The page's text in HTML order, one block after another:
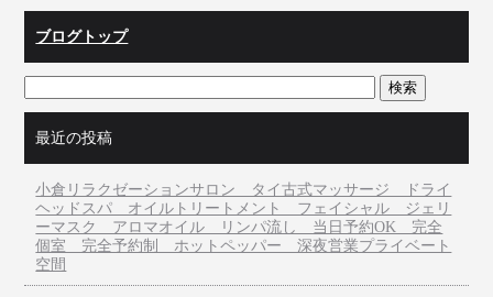
ブログトップ
最近の投稿
小倉リラクゼーションサロン タイ古式マッサージ ドライ
ヘッドスパ オイルトリートメント フェイシャル ジェリ
ーマスク アロマオイル リンパ流し 当日予約OK 完全
個室 完全予約制 ホットペッパー 深夜営業プライベート
空間